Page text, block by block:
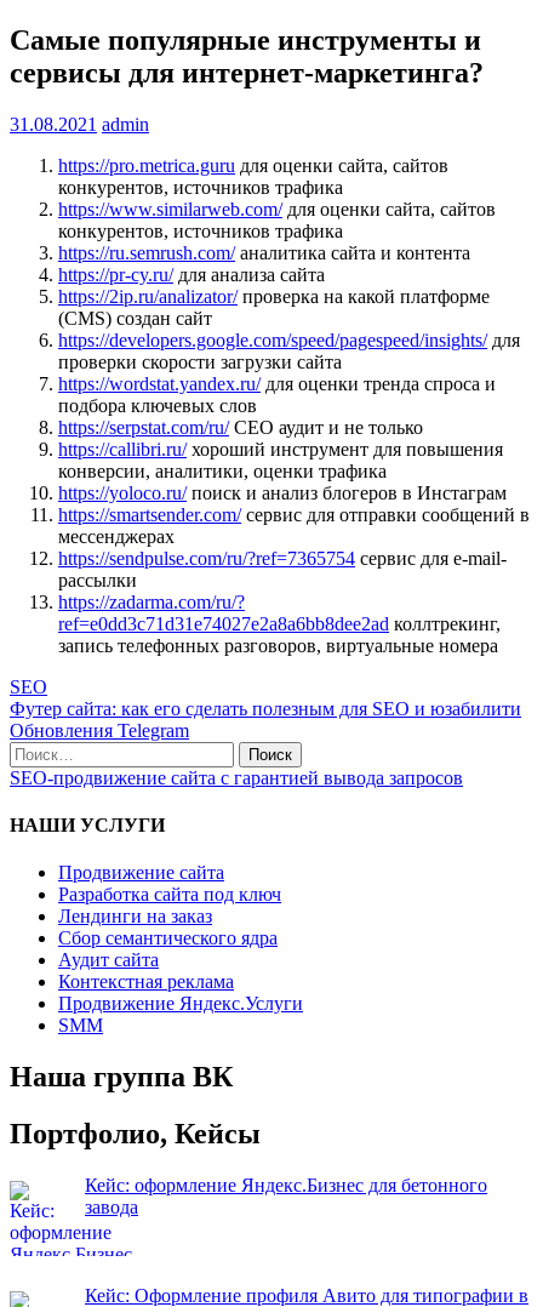
Самые популярные инструменты и
сервисы для интернет-маркетинга?
31.08.2021 admin
https://pro.metrica.guru для оценки сайта, сайтов
конкурентов, источников трафика
https://www.similarweb.com/для оценки сайта, сайтов
конкурентов, источников трафика
https://ru.semrush.com/аналитика сайта и контента
https://pr-cy.ru/для анализа сайта
https://2ip.ru/analizator/проверка на какой платформе
(CMS) создан сайт
https://developers.google.com/speed/pagespeed/insights/для
проверки скорости загрузки сайта
https://wordstat.yandex.ru/для оценки тренда спроса и
подбора ключевых слов
https://serpstat.com/ru/СЕО аудит и не только
https://callibri.ru/хороший инструмент для повышения
конверсии, аналитики, оценки трафика
https://yoloco.ru/поиск и анализ блогеров в Инстаграм
https://smartsender.com/сервис для отправки сообщений в
мессенджерах
https://sendpulse.com/ru/?ref=7365754 сервис для e-mail-
рассылки
https://zadarma.com/ru/?
ref=e0dd3c71d31e74027e2a8a6bb8dee2ad коллтрекинг,
запись телефонных разговоров, виртуальные номера
SEO
Навигация
по
записям
Футер сайта: как его сделать полезным для SEO и юзабилити
Обновления Telegram
Поиск
по:
SEO-продвижение сайта с гарантией вывода запросов
НАШИ УСЛУГИ
Продвижение сайта
Разработка сайта под ключ
Лендинги на заказ
Сбор семантического ядра
Аудит сайта
Контекстная реклама
Продвижение Яндекс.Услуги
SMM
Наша группа ВК
Портфолио, Кейсы
Кейс: оформление Яндекс.Бизнес для бетонного
завода
Кейс: Оформление профиля Авито для типографии в